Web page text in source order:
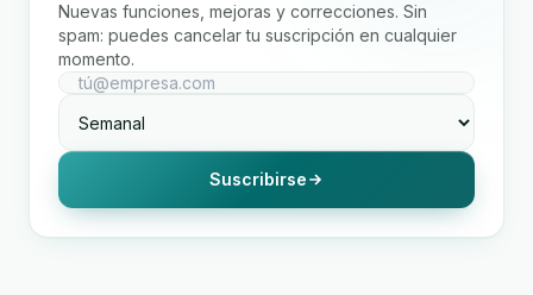
Nuevas funciones, mejoras y correcciones. Sin
spam: puedes cancelar tu suscripción en cualquier
momento.
Suscribirse